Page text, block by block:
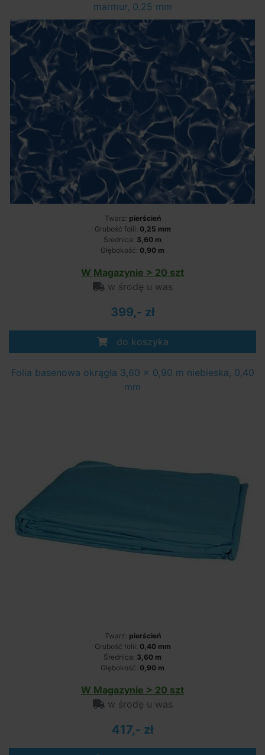
marmur, 0,25 mm
Twarz: pierścień
Grubość folii: 0,25 mm
Średnica: 3,60 m
Głębokość: 0,90 m
W Magazynie > 20 szt
w środę u was
399,- zł
do koszyka
Folia basenowa okrągła 3,60 x 0,90 m niebieska, 0,40
mm
Twarz: pierścień
Grubość folii: 0,40 mm
Średnica: 3,60 m
Głębokość: 0,90 m
W Magazynie > 20 szt
w środę u was
417,- zł